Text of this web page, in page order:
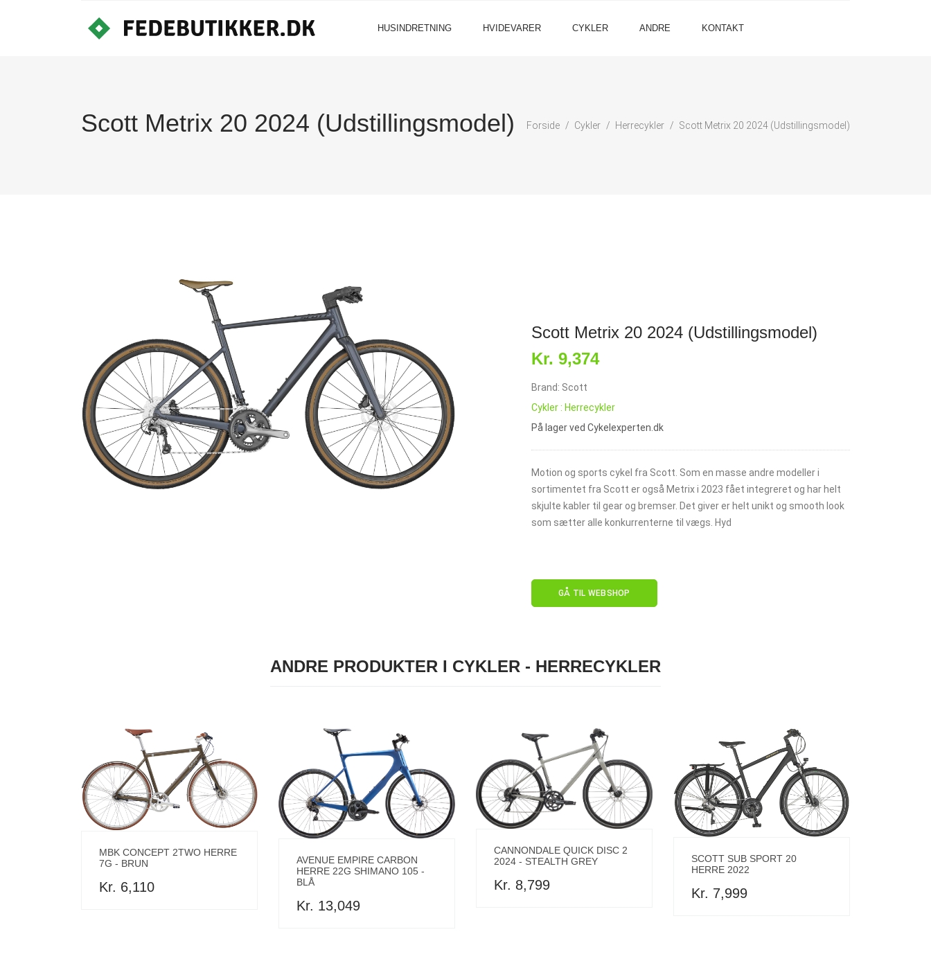
HUSINDRETNING HVIDEVARER CYKLER ANDRE KONTAKT
Scott Metrix 20 2024 (Udstillingsmodel) Forside Cykler Herrecykler Scott Metrix 20 2024 (Udstillingsmodel)
Scott Metrix 20 2024 (Udstillingsmodel)
Kr. 9,374
Brand: Scott
Cykler : Herrecykler
På lager ved Cykelexperten.dk
Motion og sports cykel fra Scott. Som en masse andre modeller i
sortimentet fra Scott er også Metrix i 2023 fået integreret og har helt
skjulte kabler til gear og bremser. Det giver er helt unikt og smooth look
som sætter alle konkurrenterne til vægs. Hyd
GÅ TIL WEBSHOP
ANDRE PRODUKTER I CYKLER - HERRECYKLER
MBK CONCEPT 2TWO HERRE
7G - BRUN
Kr. 6,110
AVENUE EMPIRE CARBON
HERRE 22G SHIMANO 105 -
BLÅ
Kr. 13,049
CANNONDALE QUICK DISC 2
2024 - STEALTH GREY
Kr. 8,799
SCOTT SUB SPORT 20
HERRE 2022
Kr. 7,999